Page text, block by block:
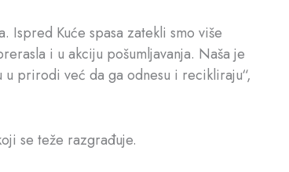
Ispred Kuće spasa zatekli smo više
i u akciju pošumljavanja. Naša je
prirodi već da ga odnesu i recikliraju“,
se teže razgrađuje.